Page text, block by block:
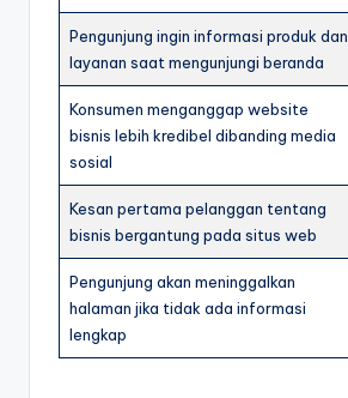
Pengunjung ingin informasi produk dan
layanan saat mengunjungi beranda
Konsumen menganggap website
bisnis lebih kredibel dibanding media
sosial
Kesan pertama pelanggan tentang
bisnis bergantung pada situs web
Pengunjung akan meninggalkan
halaman jika tidak ada informasi
lengkap